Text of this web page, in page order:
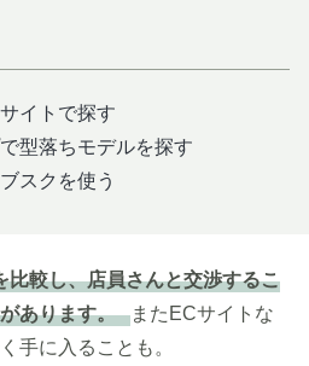
イトで探す
型落ちモデルを探す
スクを使う
比較し、店員さんと交渉するこ
あります。
またECサイトな
手に入ることも。